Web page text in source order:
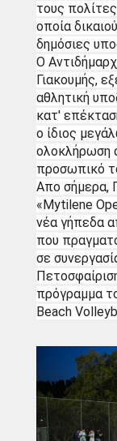
τους
οποία
δημόσιες
Ο
Γιακουμής,
αθλητική
κατ'
ο ίδιος
ολοκλήρωση
προσωπικό
Απο σήμερα,
«Mytilene
νέα γήπεδα
που
σε
πρόγραμμα
Beach